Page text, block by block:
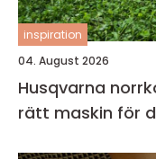
inspiration
04. August 2026
Husqvarna norrköping kunskap,
rätt maskin för